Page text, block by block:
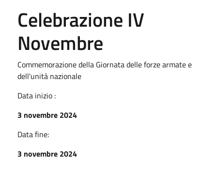
Celebrazione IV
Novembre
Commemorazione della Giornata delle forze armate e
dell'unità nazionale
Data inizio :
3 novembre 2024
Data fine:
3 novembre 2024